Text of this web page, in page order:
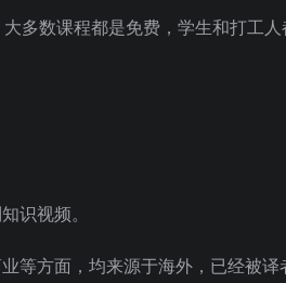
大多数课程都是免费，学生和打工
识视频。
等方面，均来源于海外，已经被译